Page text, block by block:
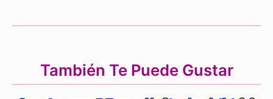
También Te Puede Gustar